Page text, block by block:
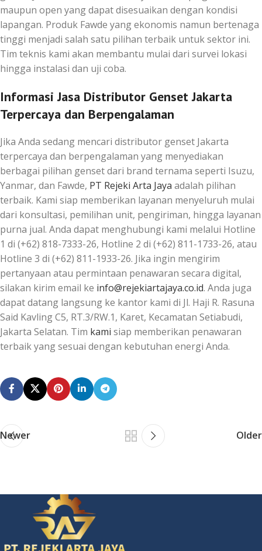
maupun open yang dapat disesuaikan dengan kondisi
lapangan. Produk Fawde yang ekonomis namun bertenaga
tinggi menjadi salah satu pilihan terbaik untuk sektor ini.
Tim teknis kami akan membantu mulai dari survei lokasi
hingga instalasi dan uji coba.
Informasi Jasa Distributor Genset Jakarta
Terpercaya dan Berpengalaman
Jika Anda sedang mencari distributor genset Jakarta
terpercaya dan berpengalaman yang menyediakan
berbagai pilihan genset dari brand ternama seperti Isuzu,
Yanmar, dan Fawde, PT Rejeki Arta Jaya adalah pilihan
terbaik. Kami siap memberikan layanan menyeluruh mulai
dari konsultasi, pemilihan unit, pengiriman, hingga layanan
purna jual. Anda dapat menghubungi kami melalui Hotline
1 di (+62) 818-7333-26, Hotline 2 di (+62) 811-1733-26, atau
Hotline 3 di (+62) 811-1933-26. Jika ingin mengirim
pertanyaan atau permintaan penawaran secara digital,
silakan kirim email ke info@rejekiartajaya.co.id. Anda juga
dapat datang langsung ke kantor kami di Jl. Haji R. Rasuna
Said Kavling C5, RT.3/RW.1, Karet, Kecamatan Setiabudi,
Jakarta Selatan. Tim kami siap memberikan penawaran
terbaik yang sesuai dengan kebutuhan energi Anda.
Newer Older